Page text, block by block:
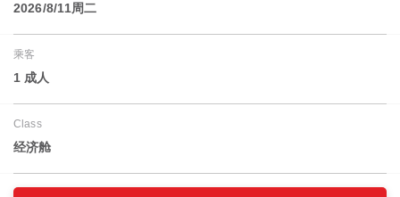
2026/8/11周二
乘客
1 成人
Class
经济舱